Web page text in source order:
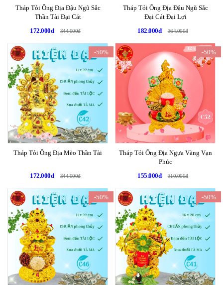
Tháp Tỏi Ông Địa Đậu Ngũ Sắc
Thần Tài Đại Cát
172.000đ
344.000đ
Tháp Tỏi Ông Địa Đậu Ngũ Sắc
Đại Cát Đại Lợi
182.000đ
364.000đ
-50%
Tháp Tỏi Ông Địa Mèo Thần Tài
172.000đ 344.000đ
-50%
Tháp Tỏi Ông Địa Ngựa Vàng Vạn
Phúc
155.000đ
310.000đ
-50% -50%